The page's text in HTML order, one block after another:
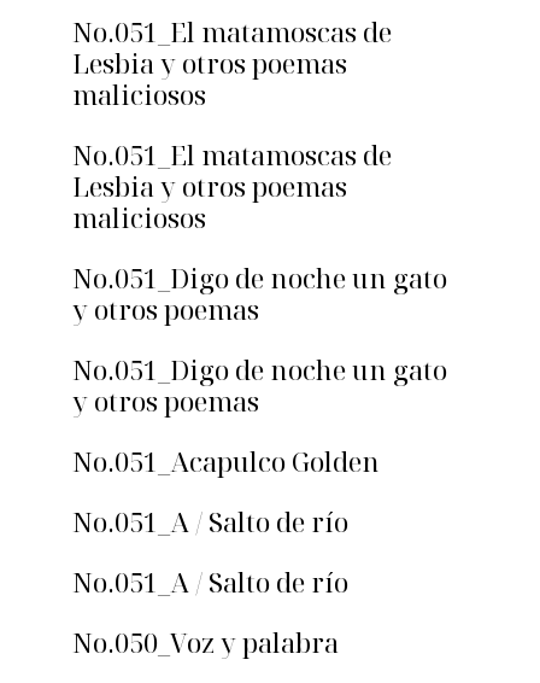
No.051_El matamoscas de
Lesbia y otros poemas
maliciosos
No.051_El matamoscas de
Lesbia y otros poemas
maliciosos
No.051_Digo de noche un gato
y otros poemas
No.051_Digo de noche un gato
y otros poemas
No.051_Acapulco Golden
No.051_A / Salto de río
No.051_A / Salto de río
No.050_Voz y palabra